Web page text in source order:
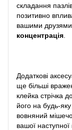
складання
позитивно
вашими друзями
концентрація
Додаткові
ще більші
клейка стрічка
його на будь-
вовняний
вашої